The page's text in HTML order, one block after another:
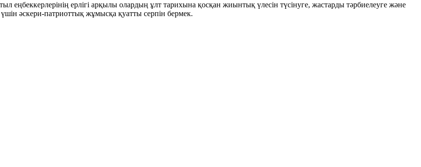
ерлігі арқылы олардың ұлт тарихына қосқан жиынтық үлесін түсінуге, жастарды тәрбиелеуге және
әскери-патриоттық жұмысқа қуатты серпін бермек.